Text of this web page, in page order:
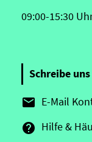
09:00-15:30
Schreibe
 E-Mail
 Hilfe &